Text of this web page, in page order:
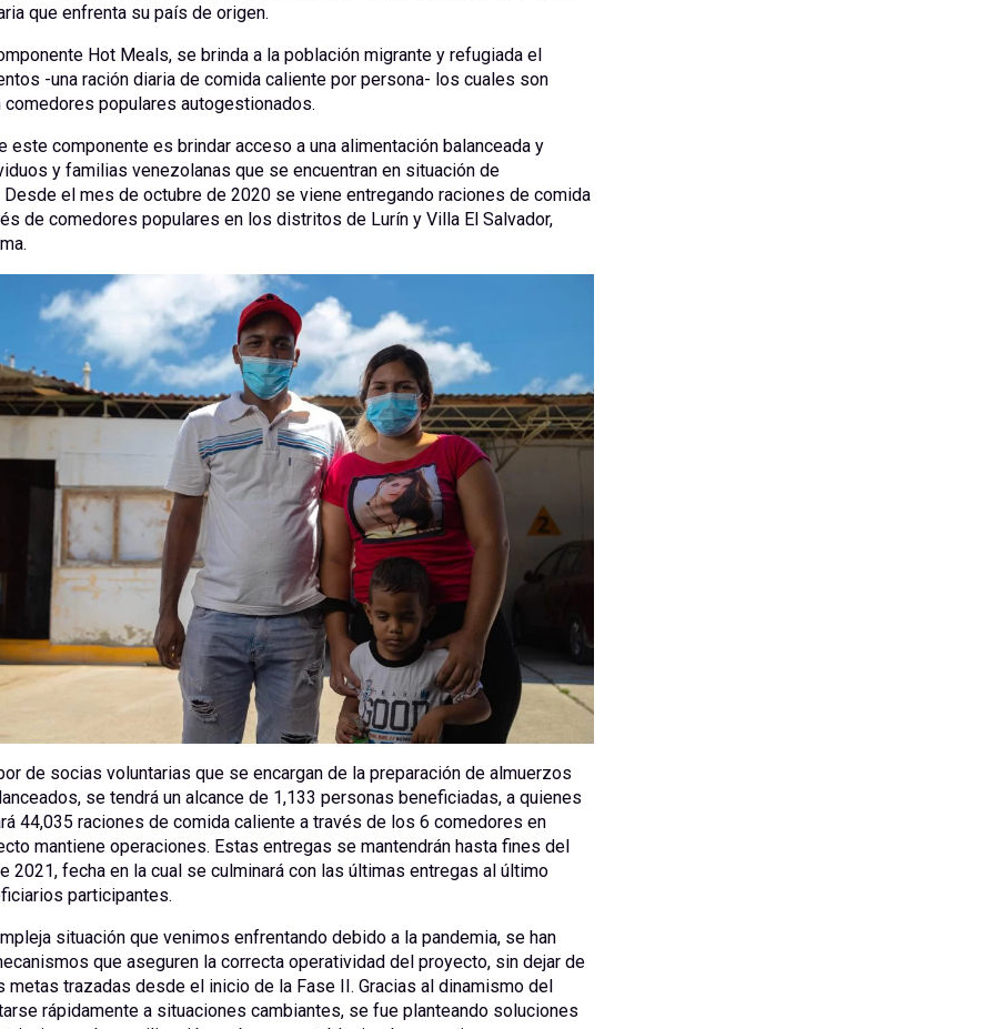
que enfrenta su país de origen.
Hot Meals, se brinda a la población migrante y refugiada el
-una ración diaria de comida caliente por persona- los cuales son
comedores populares autogestionados.
este componente es brindar acceso a una alimentación balanceada y
y familias venezolanas que se encuentran en situación de
Desde el mes de octubre de 2020 se viene entregando raciones de comida
de comedores populares en los distritos de Lurín y Villa El Salvador,
de socias voluntarias que se encargan de la preparación de almuerzos
se tendrá un alcance de 1,133 personas beneficiadas, a quienes
44,035 raciones de comida caliente a través de los 6 comedores en
mantiene operaciones. Estas entregas se mantendrán hasta fines del
2021, fecha en la cual se culminará con las últimas entregas al último
participantes.
situación que venimos enfrentando debido a la pandemia, se han
que aseguren la correcta operatividad del proyecto, sin dejar de
metas trazadas desde el inicio de la Fase II. Gracias al dinamismo del
rápidamente a situaciones cambiantes, se fue planteando soluciones